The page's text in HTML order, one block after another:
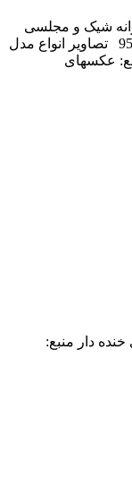
شیک و مجلسی
انواع مدل ساپورت طرح دار زنانه شیک و زیبا 95 تصاویر انواع مدل
عکسهای
دار منبع: